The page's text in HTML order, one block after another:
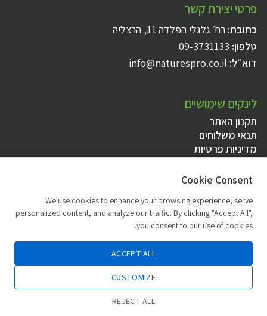
פרטי יצירת קשר
כתובת: רח׳ גלגלי הפלדה 11, הרצליה
טלפון: 09-3731133
דוא״ל: info@naturespro.co.il
לינקים שימושיים
תקנון האתר
תנאי משלוחים
מדיניות פרטיות
הצהרת נגישות
יצירת קשר ושעות פעילות
טלפון להזמנות:1-800-07-11-33
Cookie Consent
We use cookies to enhance your browsing experience, serve
personalized content, and analyze our traffic. By clicking "Accept All",
you consent to our use of cookies.
ACCEPT ALL
CUSTOMIZE
REJECT ALL
המשתמש, ניתוח נתוני שימוש והתאמת פרסומות. באפשרותך לעיין בפרטים נוספים
מאשר